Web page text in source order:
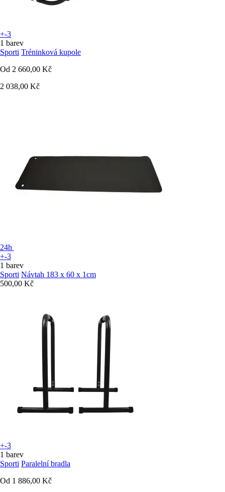
+-3
1 barev
Sporti Tréninková kupole
Od 2 660,00 Kč
2 038,00 Kč
24h
+-3
1 barev
Sporti Návtah 183 x 60 x 1cm
500,00 Kč
+-3
1 barev
Sporti Paralelní bradla
Od 1 886,00 Kč